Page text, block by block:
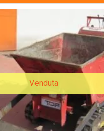
Venduta